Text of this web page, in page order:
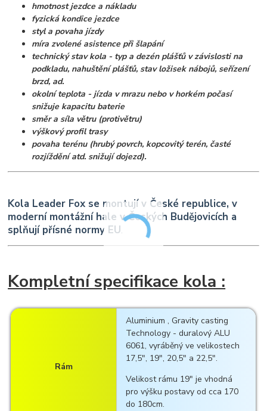
hmotnost jezdce a nákladu
fyzická kondice jezdce
styl a povaha jízdy
míra zvolené asistence při šlapání
technický stav kola - typ a dezén plášťů v závislosti na
podkladu, nahuštění plášťů, stav ložisek nábojů, seřízení
brzd, ad.
okolní teplota - jízda v mrazu nebo v horkém počasí
snižuje kapacitu baterie
směr a síla větru (protivětru)
výškový profil trasy
povaha terénu (hrubý povrch, kopcovitý terén, časté
rozjíždění atd. snižují dojezd).
Kola Leader Fox se montují v České republice, v
moderní montážní hale v Českých Budějovicích a
splňují přísné normy EU.
Kompletní specifikace kola :
Rám
Aluminium , Gravity casting
Technology - duralový ALU
6061, vyráběný ve velikostech
17,5", 19", 20,5" a 22,5".
Velikost rámu 19" je vhodná
pro výšku postavy od cca 170
do 180cm.